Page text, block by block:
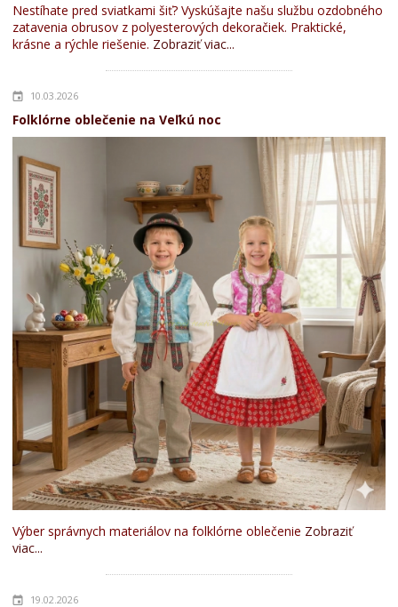
Nestíhate pred sviatkami šiť? Vyskúšajte našu službu ozdobného
zatavenia obrusov z polyesterových dekoračiek. Praktické,
krásne a rýchle riešenie. Zobraziť viac...
10.03.2026
Folklórne oblečenie na Veľkú noc
Výber správnych materiálov na folklórne oblečenie Zobraziť
viac...
19.02.2026